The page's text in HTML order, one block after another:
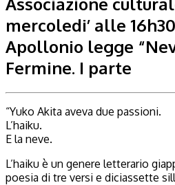
mercoledi’ alle
Apollonio legge
Fermine. I parte
“Yuko Akita aveva due passioni.
L’haiku.
E la neve.
L’haiku è un genere letterario
poesia di tre versi e diciassette